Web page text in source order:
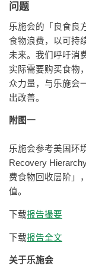
问题
乐施会的「良食良
食物浪费，以可持
未来。我们呼吁消
实际需要购买食物
众力量，与乐施会
出改善。
附图一
乐施会参考美国环
Recovery
费食物回收层阶」
值。
下载报告撮要
下载报告全文
关于乐施会